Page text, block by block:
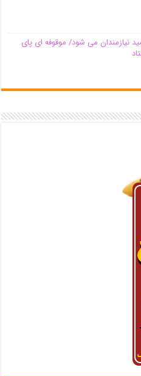
نیازمندان می شود/ موقوفه ای پای